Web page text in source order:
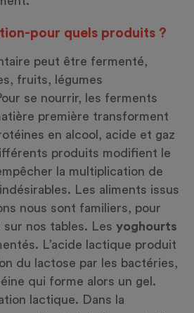
pour quels produits ?
peut être fermenté,
fruits, légumes
se nourrir, les ferments
première transforment
en alcool, acide et gaz
produits modifient le
la multiplication de
Les aliments issus
nous sont familiers, pour
nos tables. Les yoghourts
L’acide lactique produit
du lactose par les bactéries,
qui forme alors un gel.
lactique. Dans la